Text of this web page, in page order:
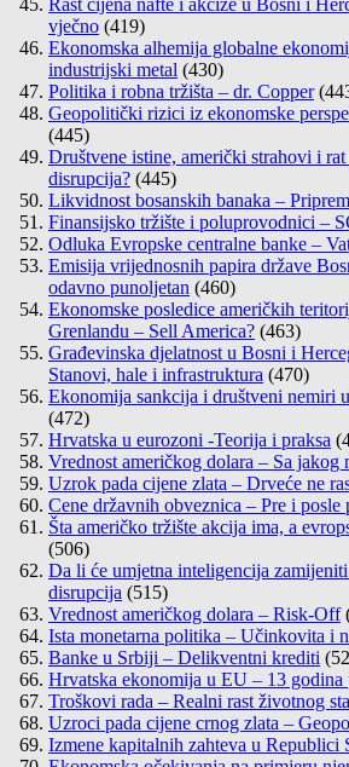
vječno (419)
Ekonomska alhemija globalne
industrijski metal (430)
Politika i robna tržišta – dr. Copper
Geopolitički rizici iz ekonomske
(445)
Društvene istine, američki strahovi i
disrupcija? (445)
Likvidnost bosanskih banaka –
Finansijsko tržište i poluprovodnici –
Odluka Evropske centralne banke –
Emisija vrijednosnih papira države
odavno punoljetan (460)
Ekonomske posledice američkih
Grenlandu – Sell America? (463)
Građevinska djelatnost u Bosni i
Stanovi, hale i infrastruktura (470)
Ekonomija sankcija i društveni nemiri
(472)
Hrvatska u eurozoni -Teorija i praksa
Vrednost američkog dolara – Sa jakog
Uzrok pada cijene zlata – Drveće ne
Cene državnih obveznica – Pre i posle
Šta američko tržište akcija ima, a
(506)
Da li će umjetna inteligencija
disrupcija (515)
Vrednost američkog dolara – Risk-Off
Ista monetarna politika – Učinkovita i
Banke u Srbiji – Delikventni krediti
Hrvatska ekonomija u EU – 13 godina
Troškovi rada – Realni rast životnog
Uzroci pada cijene crnog zlata –
Izmene kapitalnih zahteva u Republici